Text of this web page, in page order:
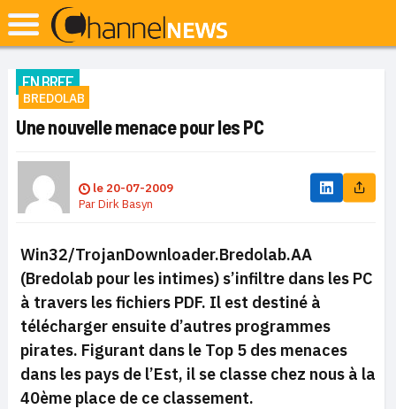
EN BREF
BREDOLAB
Une nouvelle menace pour les PC
le 20-07-2009
ParDirk Basyn
Win32/TrojanDownloader.Bredolab.AA
(Bredolab pour les intimes) s’infiltre dans les PC
à travers les fichiers PDF. Il est destiné à
télécharger ensuite d’autres programmes
pirates. Figurant dans le Top 5 des menaces
dans les pays de l’Est, il se classe chez nous à la
40ème place de ce classement.